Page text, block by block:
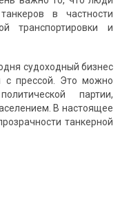
в частности
транспортировки и
судоходный бизнес
с прессой. Это можно
партии,
В настоящее
танкерной